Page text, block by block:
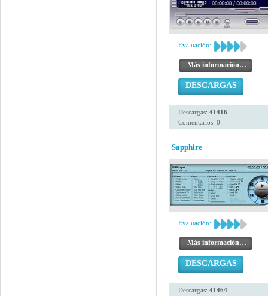
Evaluación:
Más información…
DESCARGAS
Descargas: 41416
Comentarios: 0
Sapphire
Evaluación:
Más información…
DESCARGAS
Descargas: 41464